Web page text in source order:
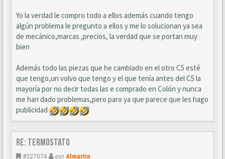
Yo la verdad le compro todo a ellos además cuando tengo
algún problema le pregunto a ellos y me lo solucionan ya sea
de mecánico,marcas ,precios, la verdad que se portan muy
bien
Además todo las piezas que he cambiado en el otro C5 esté
que tengo,un volvo que tengo y el que tenía antes del C5 la
mayoría por no decir todas las e comprado en Colón y nunca
me han dado problemas,pero paro ya que parece que les hago
publicidad
Re: Termostato
#227074 por Almartin